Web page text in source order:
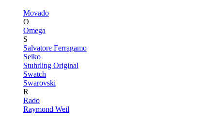
Movado
O
Omega
S
Salvatore Ferragamo
Seiko
Stuhrling Original
Swatch
Swarovski
R
Rado
Raymond Weil